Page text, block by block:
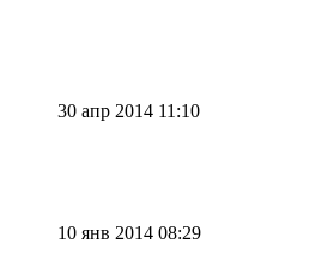
30 апр 2014 11:10
10 янв 2014 08:29